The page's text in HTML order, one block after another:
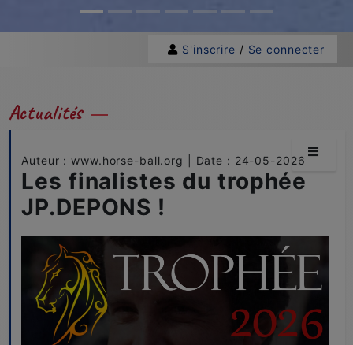
S'inscrire / Se connecter
Actualités
Auteur : www.horse-ball.org | Date : 24-05-2026
Les finalistes du trophée
JP.DEPONS !